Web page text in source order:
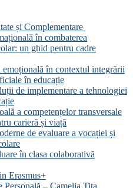
și Complementare
în combaterea
un ghid pentru cadre
emoțională în contextul integrării
în educație
de implementare a tehnologiei
a competențelor transversale
carieră și viață
de evaluare a vocației și
în clasa colaborativă
Erasmus+
– Camelia Tița